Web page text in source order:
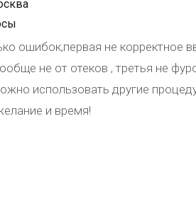
ошибок,первая не корректное
не от отеков , третья не
использовать другие
и время!